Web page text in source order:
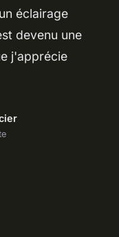
éclairage
devenu une
j'apprécie